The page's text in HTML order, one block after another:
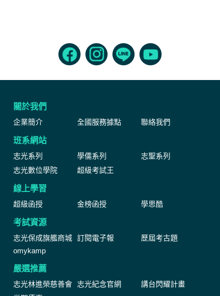
關於我們
企業簡介 全國服務據點 聯絡我們
班系網站
志光系列 學儒系列
志聖系列
志光數位學院
超級考試王
線上學習
超級函授 金榜函授 學思酷
考試資源
志光保成旗艦商城 訂閱電子報
歷屆考古題
omykamp
嚴選推薦
志光林進榮慈善會 志光紀念官網
講台閃耀計畫